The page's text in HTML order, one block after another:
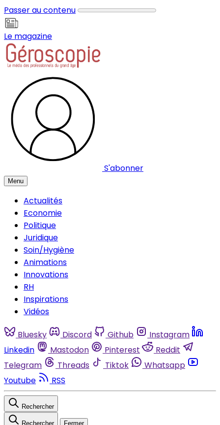
Passer au contenu
Le magazine
S'abonner
Menu
Actualités
Economie
Politique
Juridique
Soin/Hygiène
Animations
Innovations
RH
Inspirations
Vidéos
Bluesky Discord Github
Instagram
Linkedin
Mastodon Pinterest
Reddit
Telegram
Threads Tiktok
Whatsapp
Youtube
RSS
Rechercher
Rechercher Fermer
Panneau de gestion des cookies